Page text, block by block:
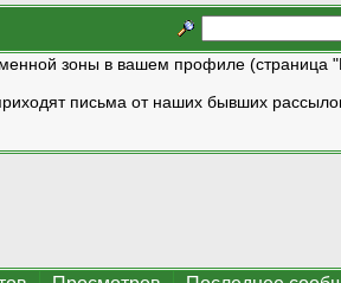
зоны в вашем профиле (страница
письма от наших бывших